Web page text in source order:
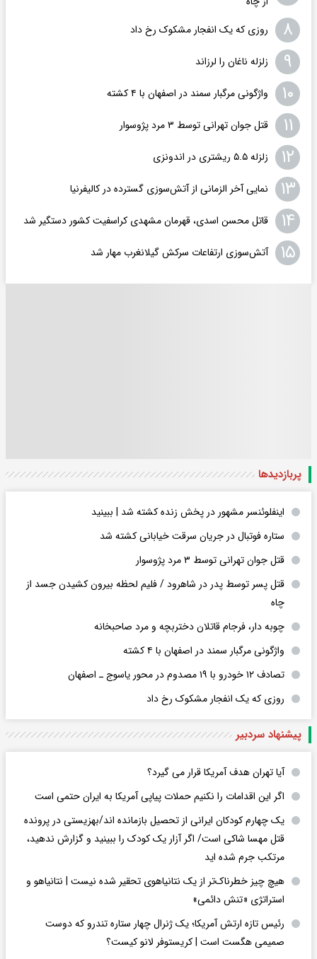
۸ روزی که یک انفجار مشکوک رخ داد
۹ زلزله ناغان را لرزاند
۱۰ واژگونی مرگبار سمند در اصفهان با ۴ کشته
۱۱ قتل جوان تهرانی توسط ۳ مرد پژوسوار
۱۲ زلزله ۵.۵ ریشتری در اندونزی
۱۳ نمایی آخر الزمانی از آتش‌سوزی گسترده در کالیفرنیا
۱۴ قاتل محسن اسدی، قهرمان مشهدی کراسفیت کشور دستگیر شد
۱۵ آتش‌سوزی ارتفاعات سرکش گیلانغرب مهار شد
پربازدید‌ها
اینفلوئنسر مشهور در پخش زنده کشته شد | ببینید
ستاره فوتبال در جریان سرقت خیابانی کشته شد
قتل جوان تهرانی توسط ۳ مرد پژوسوار
قتل پسر توسط پدر در شاهرود / فلیم لحظه بیرون کشیدن جسد از
چاه
چوبه دار، فرجام قاتلان دختربچه و مرد صاحبخانه
واژگونی مرگبار سمند در اصفهان با ۴ کشته
تصادف ۱۲ خودرو با ۱۹ مصدوم در محور یاسوج ـ اصفهان
روزی که یک انفجار مشکوک رخ داد
پیشنهاد سردبیر
آیا تهران هدف آمریکا قرار می گیرد؟
اگر این اقدامات را نکنیم حملات پیاپی آمریکا به ایران حتمی است
یک چهارم کودکان ایرانی از تحصیل بازمانده اند/بهزیستی در پرونده
قتل مهسا شاکی است/ اگر آزار یک کودک را ببینید و گزارش ندهید،
مرتکب جرم شده اید
هیچ چیز خطرناک‌تر از یک نتانیاهوی تحقیر شده نیست | نتانیاهو و
استراتژی «تنش دائمی»
رئیس تازه ارتش آمریکا؛ یک ژنرال چهار ستاره تندرو که دوست
صمیمی هگست است | کریستوفر لانو کیست؟